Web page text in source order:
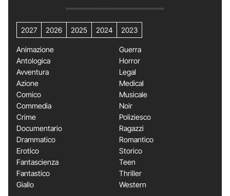
2027 2026 2025 2024 2023
Animazione
Antologica
Avventura
Azione
Comico
Commedia
Crime
Documentario
Drammatico
Erotico
Fantascienza
Fantastico
Giallo
Guerra
Horror
Legal
Medical
Musicale
Noir
Poliziesco
Ragazzi
Romantico
Storico
Teen
Thriller
Western